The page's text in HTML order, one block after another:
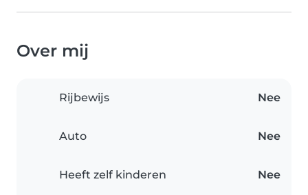
Over mij
Rijbewijs Nee
Auto Nee
Heeft zelf kinderen Nee